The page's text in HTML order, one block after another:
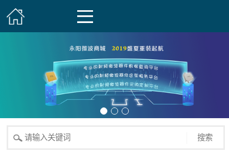
搜索